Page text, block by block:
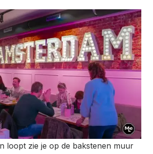
loopt zie je op de bakstenen muur